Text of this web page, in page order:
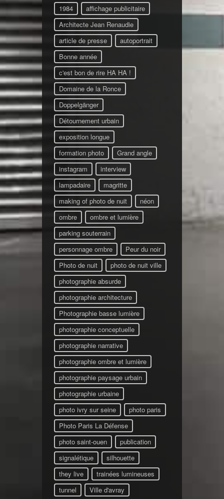
1984
affichage publicitaire
Architecte Jean Renaudie
article de presse
autoportrait
Bonne année
c'est bon de rire HA HA !
Domaine de la Ronce
Doppelgänger
Détournement urbain
exposition longue
formation photo
Grand angle
instagram
interview
lampadaire
magritte
making of photo de nuit
néon
ombre
ombre et lumière
parking souterrain
personnage ombre
Peur du noir
Photo de nuit
photo de nuit ville
photographie absurde
photographie architecture
Photographie basse lumière
photographie conceptuelle
photographie narrative
photographie ombre et lumière
photographie paysage urbain
photographie urbaine
photo ivry sur seine
photo paris
Photo Paris La Défense
photo saint-ouen
publication
signalétique
silhouette
they live
trainées lumineuses
tunnel
Ville d'avray